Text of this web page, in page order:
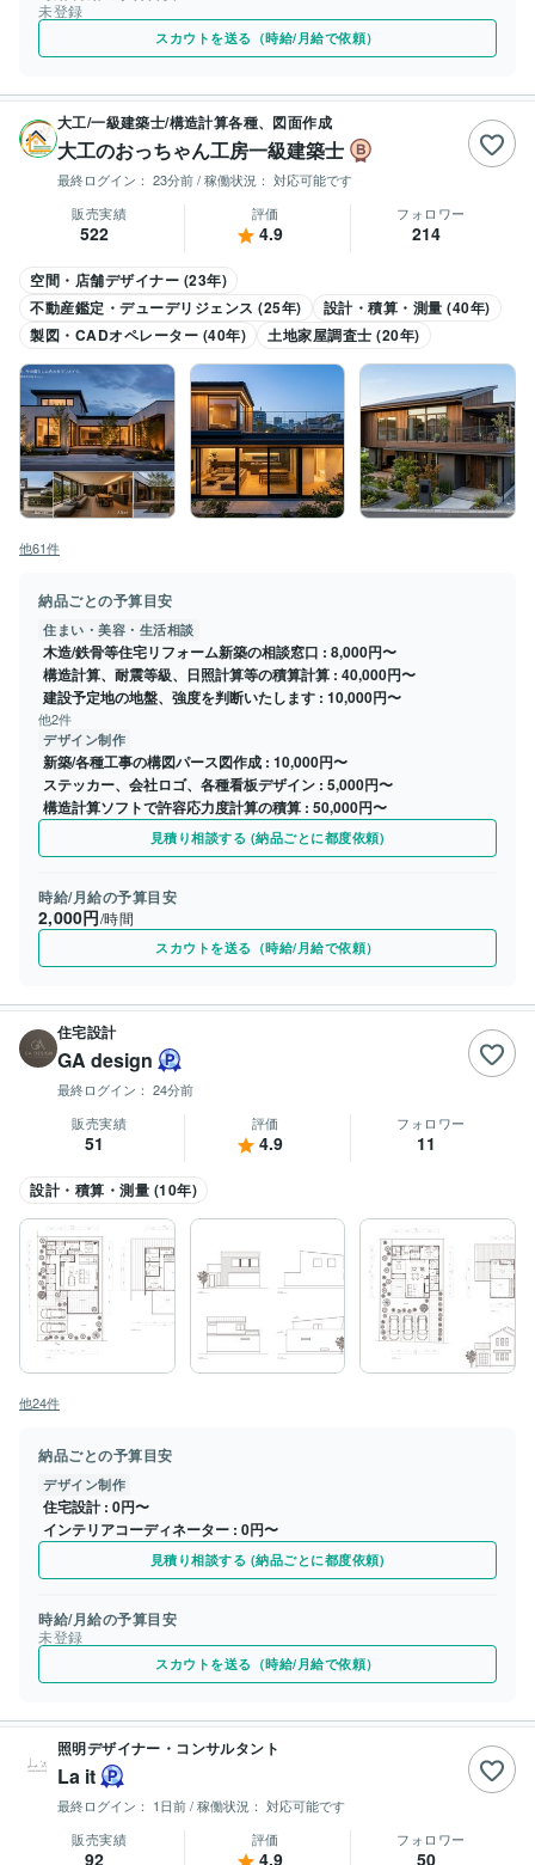
未登録
スカウトを送る（時給/月給で依頼）
大工/一級建築士/構造計算各種、図面作成
大工のおっちゃん工房一級建築士
最終ログイン： 23分前/ 稼働状況： 対応可能です
販売実績
522
評価
4.9
フォロワー
214
空間・店舗デザイナー (23年)
不動産鑑定・デューデリジェンス (25年)
設計・積算・測量 (40年)
製図・CADオペレーター (40年)
土地家屋調査士 (20年)
他61件
納品ごとの予算目安
住まい・美容・生活相談
木造/鉄骨等住宅リフォーム新築の相談窓口
8,000円〜
構造計算、耐震等級、日照計算等の積算計算 40,000円〜
建設予定地の地盤、強度を判断いたします 10,000円〜
他2件
デザイン制作
新築/各種工事の構図パース図作成 10,000円〜
ステッカー、会社ロゴ、各種看板デザイン 5,000円〜
構造計算ソフトで許容応力度計算の積算 50,000円〜
見積り相談する (納品ごとに都度依頼)
時給/月給の予算目安
2,000円/時間
スカウトを送る（時給/月給で依頼）
住宅設計
GA design
最終ログイン： 24分前
販売実績
51
評価
4.9
フォロワー
11
設計・積算・測量 (10年)
他24件
納品ごとの予算目安
デザイン制作
住宅設計 0円〜
インテリアコーディネーター 0円〜
見積り相談する (納品ごとに都度依頼)
時給/月給の予算目安
未登録
スカウトを送る（時給/月給で依頼）
照明デザイナー・コンサルタント
La it
最終ログイン： 1日前/ 稼働状況： 対応可能です
販売実績
92
評価
4.9
フォロワー
50